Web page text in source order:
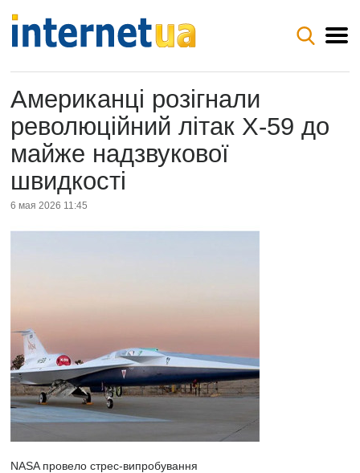
Американці розігнали
революційний літак X-59 до
майже надзвукової
швидкості
6 мая 2026 11:45
NASA провело стрес-випробування